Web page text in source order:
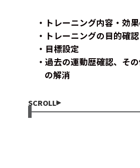
トレーニング内容・効
トレーニングの目的確認
目標設定
過去の運動歴確認、そ
の解消
SCROLL